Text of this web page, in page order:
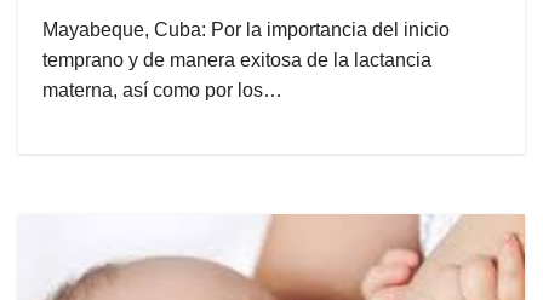
Mayabeque, Cuba: Por la importancia del inicio
temprano y de manera exitosa de la lactancia
materna, así como por los…